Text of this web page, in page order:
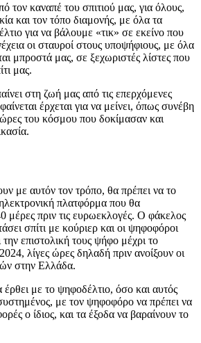
τον καναπέ του σπιτιού μας, για όλους,
και τον τόπο διαμονής, με όλα τα
για να βάλουμε «τικ» σε εκείνο που
οι σταυροί στους υποψήφιους, με όλα
μπροστά μας, σε ξεχωριστές λίστες που
μας.
στη ζωή μας από τις επερχόμενες
έρχεται για να μείνει, όπως συνέβη
του κόσμου που δοκίμασαν και
με αυτόν τον τρόπο, θα πρέπει να το
πλατφόρμα που θα
μέρες πριν τις ευρωεκλογές. Ο φάκελος
σπίτι με κούριερ και οι ψηφοφόροι
την επιστολική τους ψήφο μέχρι το
λίγες ώρες δηλαδή πριν ανοίξουν οι
στην Ελλάδα.
με το ψηφοδέλτιο, όσο και αυτός
με τον ψηφοφόρο να πρέπει να
ο ίδιος, και τα έξοδα να βαραίνουν το